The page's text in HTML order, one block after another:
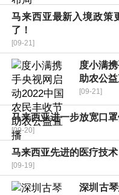
马来西亚最新入境政策
了！
[09-21]
度小满
助农公
[09-21]
马来西亚进一步放宽口
[09-20]
马来西亚先进的医疗技
[09-19]
深圳古